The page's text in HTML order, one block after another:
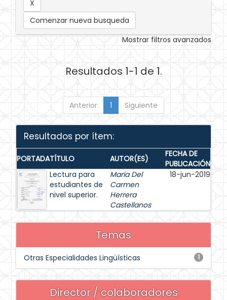
Comenzar nueva busqueda
Mostrar filtros avanzados
Resultados 1-1 de 1.
Anterior 1 Siguiente
Resultados por ítem:
PORTADATÍTULO AUTOR(ES)
FECHA DE
PUBLICACIÓN
Lectura para
estudiantes de
nivel superior.
María Del
Carmen
Herrera
Castellanos
18-jun-2019
Temas
1
Otras Especialidades Lingüísticas
Director / colaboradores